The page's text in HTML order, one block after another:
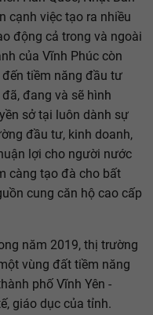
cạnh việc tạo ra nhiều
động cả trong và ngoài
của Vĩnh Phúc còn
đến tiềm năng đầu tư
đã, đang và sẽ hình
sở tại luôn dành sự
đầu tư, kinh doanh,
lợi cho người nước
càng tạo đà cho bất
cung căn hộ cao cấp
năm 2019, thị trường
vùng đất tiềm năng
phố Vĩnh Yên -
giáo dục của tỉnh.